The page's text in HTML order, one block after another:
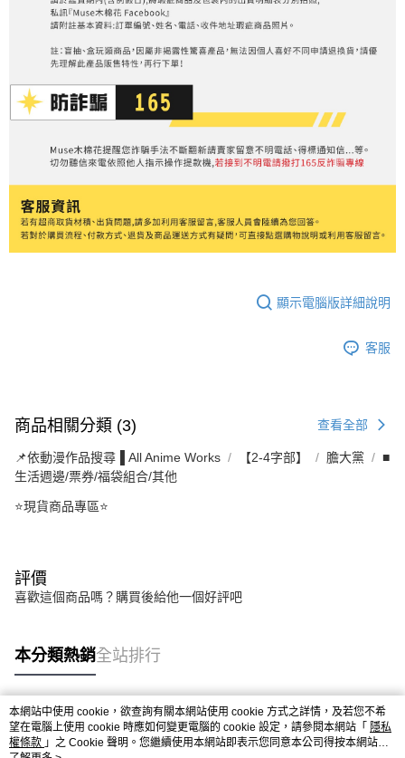
顯示電腦版詳細說明
客服
商品相關分類 (3) 查看全部
📌依動漫作品搜尋▐ All Anime Works 【2-4字部】 膽大黨
■
生活週邊/票券/福袋組合/其他
⭐現貨商品專區⭐
評價
喜歡這個商品嗎？購買後給他一個好評吧
本分類熱銷全站排行
熱門標籤
本網站中使用 cookie，欲查詢有關本網站使用 cookie 方式之詳情，及若您不希
望在電腦上使用 cookie 時應如何變更電腦的 cookie 設定，請參閱本網站「 隱私
權條款 」之 Cookie 聲明。您繼續使用本網站即表示您同意本公司得按本網站使